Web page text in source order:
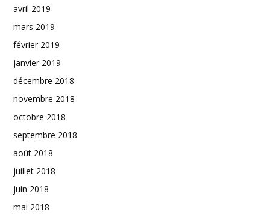
avril 2019
mars 2019
février 2019
janvier 2019
décembre 2018
novembre 2018
octobre 2018
septembre 2018
août 2018
juillet 2018
juin 2018
mai 2018